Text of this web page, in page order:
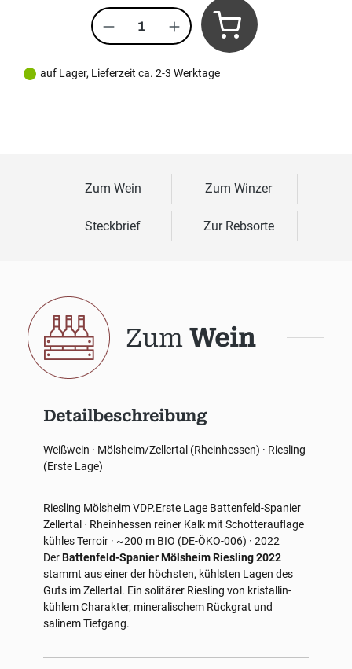
Produkt Anzahl: Gib den
auf Lager, Lieferzeit ca. 2-3 Werktage
Zum Wein Zum Winzer
Steckbrief Zur Rebsorte
Zum Wein
Detailbeschreibung
Weißwein · Mölsheim/Zellertal (Rheinhessen) · Riesling
(Erste Lage)
Riesling MölsheimVDP.Erste Lage Battenfeld-Spanier
Zellertal · Rheinhessen reiner Kalk mit Schotterauflage
kühles Terroir · ~200 m BIO (DE-ÖKO-006) · 2022
DerBattenfeld-Spanier Mölsheim Riesling 2022
stammt aus einer der höchsten, kühlsten Lagen des
Guts im Zellertal. Ein solitärer Riesling von kristallin-
kühlem Charakter, mineralischem Rückgrat und
salinem Tiefgang.